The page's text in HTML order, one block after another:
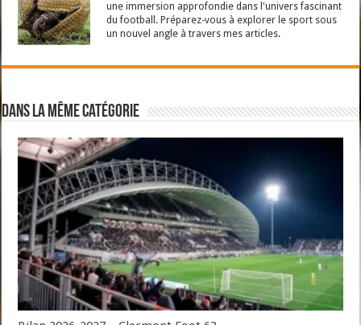
une immersion approfondie dans l'univers fascinant
du football. Préparez-vous à explorer le sport sous
un nouvel angle à travers mes articles.
Dans la même catégorie